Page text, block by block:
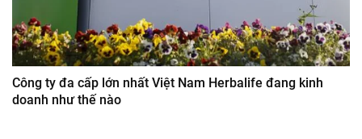
Công ty đa cấp lớn nhất Việt Nam Herbalife đang kinh
doanh như thế nào